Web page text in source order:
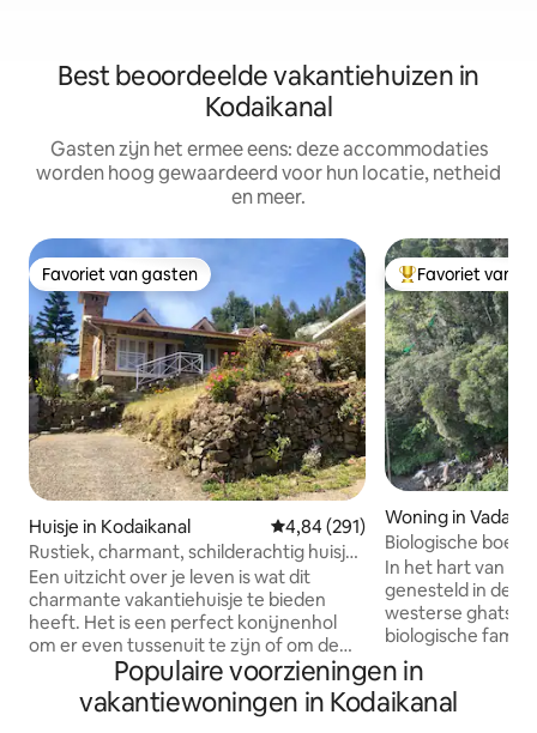
Best beoordeelde vakantiehuizen in
Kodaikanal
Gasten zijn het ermee eens: deze accommodaties
worden hoog gewaardeerd voor hun locatie, netheid
en meer.
Favoriet van gasten
Favoriet van gasten
Huisje in Kodaikanal Gemiddelde beoordeling van
4,84 (291)
Rustiek, charmant, schilderachtig huisje
in Kodaikanal
Een uitzicht over je leven is wat dit
charmante vakantiehuisje te bieden
heeft. Het is een perfect konijnenhol
om er even tussenuit te zijn of om de
bezienswaardigheden van Kodaikanal te
zien van ver boven de stad. Deze
schilderachtige hal met 2 slaapkamers
Topfavoriet van
Favoriet van
Woning in
Biologische
In het hart van
genesteld in de
westerse ghats,
biologische
rijden naar
lopen naar onze
uitzicht op een
Populaire voorzieningen in
vakantiewoningen in Kodaikanal